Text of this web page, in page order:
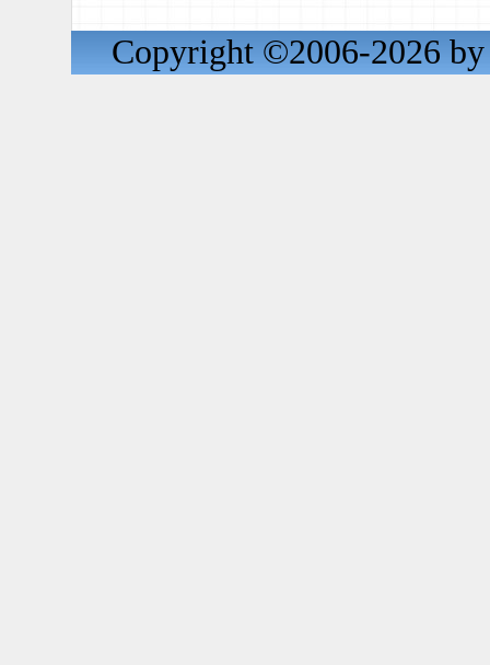
Copyright ©2006-2026